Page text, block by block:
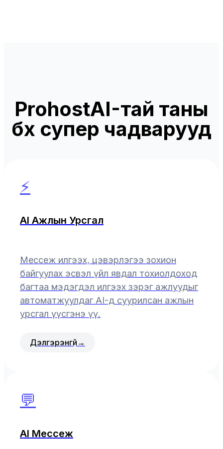
ProhostAI-тай таны
бүх супер чадварууд
⚡
AI Ажлын Урсгал
Мессеж илгээх, цэвэрлэгээ зохион
байгуулах эсвэл үйл явдал тохиолдоход
багтаа мэдэгдэл илгээх зэрэг ажлуудыг
автоматжуулдаг AI-д суурилсан ажлын
урсгал үүсгэнэ үү.
Дэлгэрэнгүй →
💬
AI Мессеж